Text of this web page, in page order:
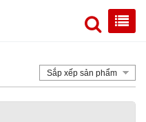
Sắp xếp sản phẩm